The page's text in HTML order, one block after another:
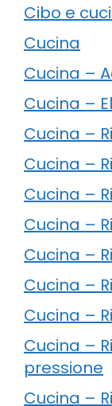
Cibo e
Cucina
Cucina –
Cucina –
Cucina –
Cucina –
Cucina –
Cucina –
Cucina –
Cucina –
Cucina –
Cucina –
pressione
Cucina –